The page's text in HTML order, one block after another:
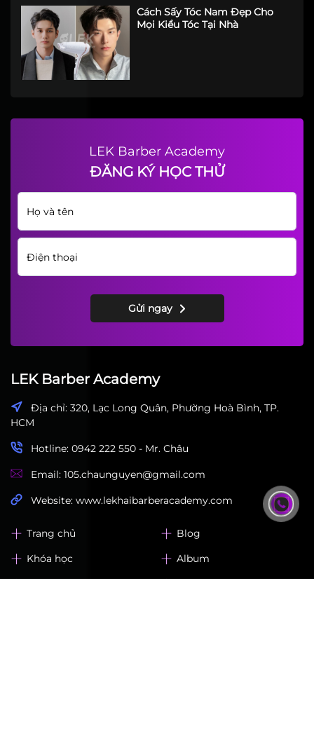
Cách Sấy Tóc Nam Đẹp Cho
Mọi Kiểu Tóc Tại Nhà
LEK Barber Academy
ĐĂNG KÝ HỌC THỬ
Gửi ngay
LEK Barber Academy
Địa chỉ: 320, Lạc Long Quân, Phường Hoà Bình, TP.
HCM
Hotline: 0942 222 550 - Mr. Châu
Email: 105.chaunguyen@gmail.com
Website: www.lekhaibarberacademy.com
Trang chủ
Blog
Khóa học
Album